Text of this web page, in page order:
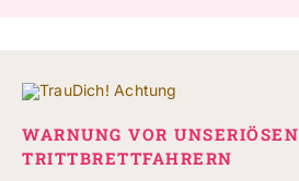
WARNUNG VOR UNSERIÖSEN
TRITTBRETTFAHRERN